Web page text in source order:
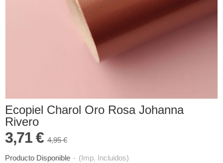
Ecopiel Charol Oro Rosa Johanna
Rivero
3,71 € 4,95 €
Producto Disponible - (Imp. Incluidos)